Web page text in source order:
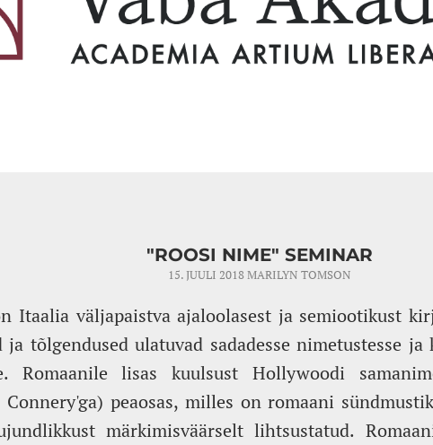
"ROOSI NIME" SEMINAR
15. JUULI 2018MARILYN TOMSON
Itaalia väljapaistva ajaloolasest ja semiootikust
tõlgendused ulatuvad sadadesse nimetustesse ja
Romaanile lisas kuulsust Hollywoodi
Connery'ga) peaosas, milles on romaani
märkimisväärselt lihtsustatud.